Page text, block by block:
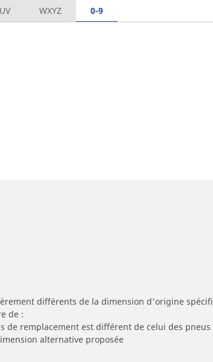
WXYZ 0-9
différents de la dimension d'origine
de :
de remplacement est différent de celui des
alternative proposée